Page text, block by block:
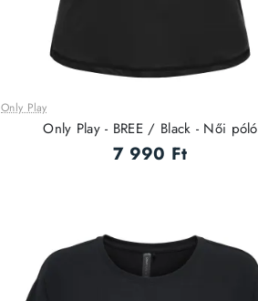
Only Play
Only Play - BREE / Black - Női póló
7 990 Ft